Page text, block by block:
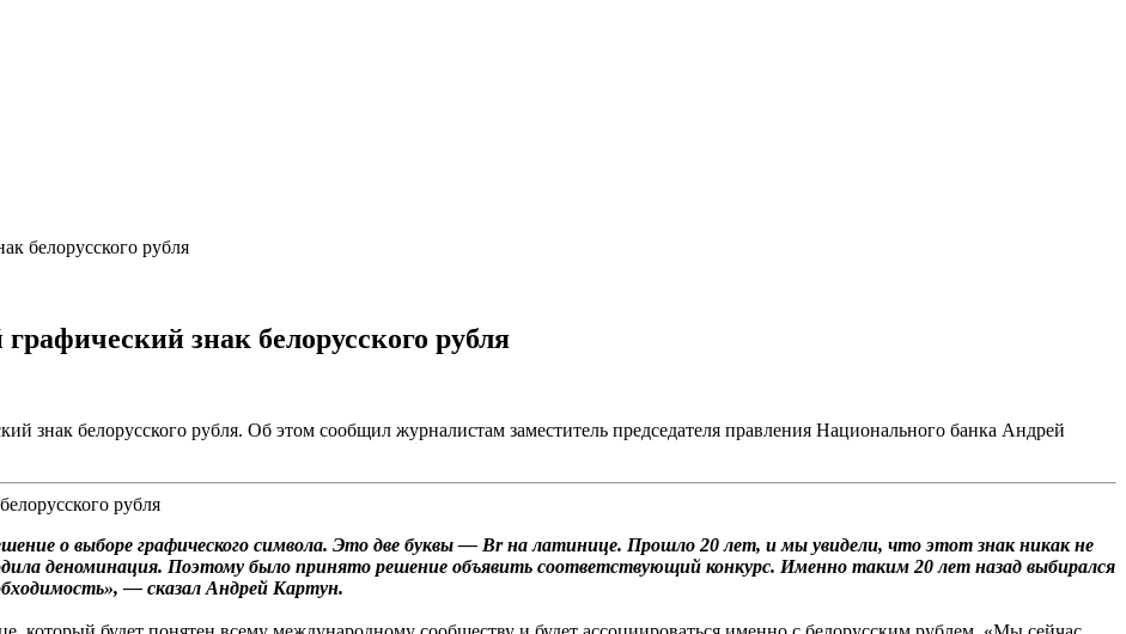
белорусского рубля
знак белорусского рубля
знак белорусского рубля. Об этом сообщил журналистам заместитель председателя правления Национального банка Андрей
о выборе графического символа. Это две буквы — Br на латинице. Прошло 20 лет, и мы увидели, что этот знак никак не
деноминация. Поэтому было принято решение объявить соответствующий конкурс. Именно таким 20 лет назад выбирался
— сказал Андрей Картун.